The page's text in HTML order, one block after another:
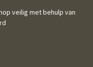
veilig met behulp van